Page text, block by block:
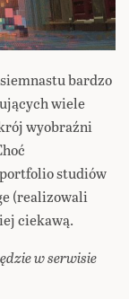
bardzo
wiele
wyobraźni
studiów
(realizowali
ciekawą.
w serwisie